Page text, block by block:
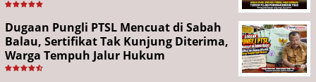
Dugaan Pungli PTSL Mencuat di Sabah
Balau, Sertifikat Tak Kunjung Diterima,
Warga Tempuh Jalur Hukum